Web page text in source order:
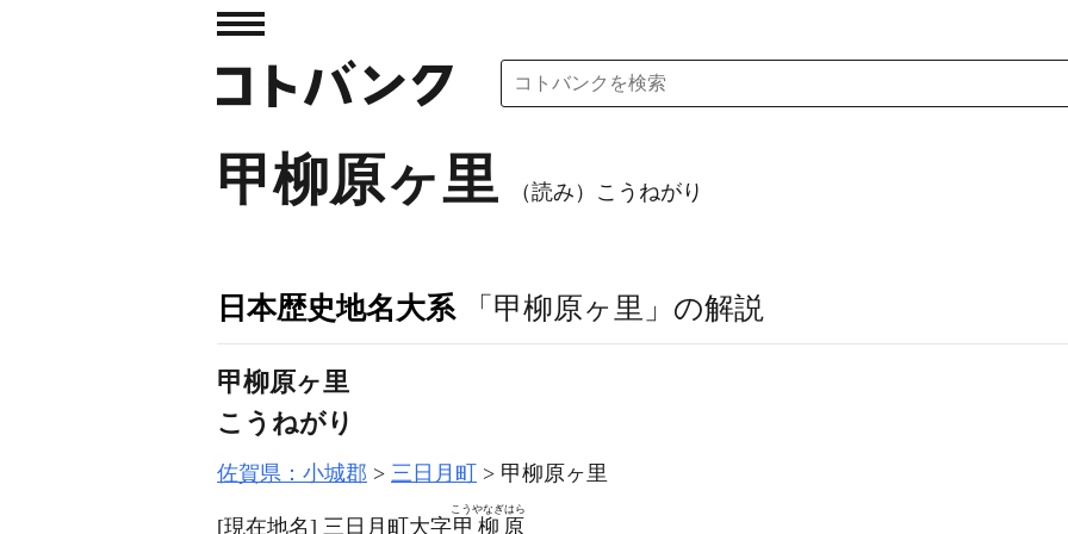
甲柳原ヶ里 （読み）こうねがり
日本歴史地名大系 「甲柳原ヶ里」の解説
甲柳原ヶ里
こうねがり
佐賀県：小城郡 三日月町 甲柳原ヶ里
[現在地名] 三日月町大字甲柳原
こうやなぎはら